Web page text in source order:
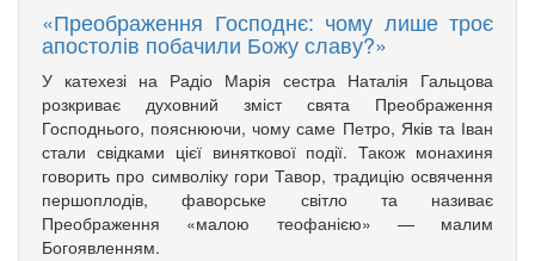
«Преображення Господнє: чому лише троє
апостолів побачили Божу славу?»
У катехезі на Радіо Марія сестра Наталія Гальцова
розкриває духовний зміст свята Преображення
Господнього, пояснюючи, чому саме Петро, Яків та Іван
стали свідками цієї виняткової події. Також монахиня
говорить про символіку гори Тавор, традицію освячення
першоплодів, фаворське світло та називає
Преображення «малою теофанією» — малим
Богоявленням.